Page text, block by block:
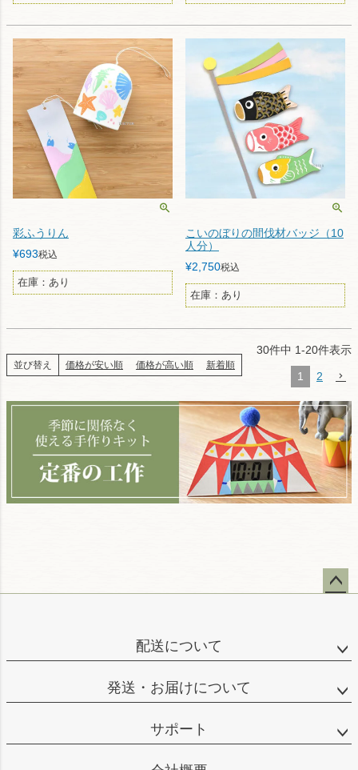
彩ふうりん
¥693税込
在庫：あり
こいのぼりの間伐材バッジ（10
人分）
¥2,750税込
在庫：あり
並び替え 価格が安い順 価格が高い順 新着順
30件中 1-20件表示
1 2
配送について
発送・お届けについて
サポート